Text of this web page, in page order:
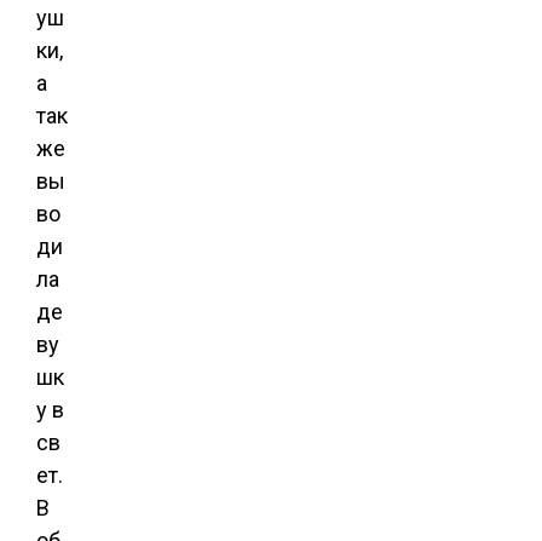
уш
ки,
а
так
же
вы
во
ди
ла
де
ву
шк
у в
св
ет.
В